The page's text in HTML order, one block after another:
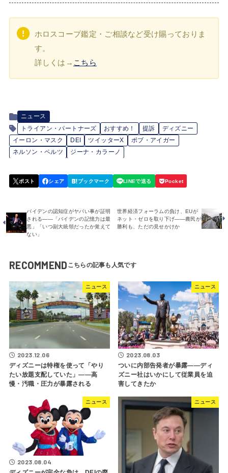
ホロスコープ鑑定・ご相談など受け賜っておりま
す。
詳しくは→ こちら
ニュース
トライアン・パートナーズ
おすすめ！ 提訴
ディズニー
イーロン・マスク
DEI ツイッターX
ボブ・アイガー
ネルソン・ペルツ
ジーナ・カラーノ
バイデンの認知症がヤバい事が証明
される――「バイデンの記憶力は最
悪」「いつ副大統領だったか覚えて
ない」
世界経済フォーラムの負け、EUが
ネット・ゼロを取り下げ――農民が
勝利も、ただの見せかけか
RECOMMEND
ニュース
2023.12.06
ディズニーは特権を使って「やり
たい放題支配していた」――高
慢・汚職・圧力が暴露される
ニュース
2023.08.03
ついに内部告発者が暴露――ディ
ズニー社はいかにして従業員を迫
害してきたか
ニュース
2023.08.04
ニュース